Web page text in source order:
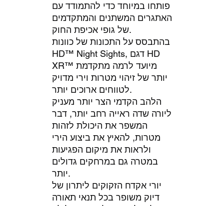
פותחו במיוחד כדי להתמודד עם
האתגרים המשתנים והמתקדמים
של גופי אכיפת החוק.
בהתבסס על התכונות של כוונות
HD™ Night Sights, דגם HD
XR™ מיועד לרמה מתקדמת
יותר של זיהוי מטרות וירי מדויק
לטווחים ארוכים יותר.
הלהב הקדמי הצר יותר מעניק
ליורה שדה ראייה רחב יותר, דבר
המשפר את היכולת לזהות
מטרות, להאיץ את ביצוע הירי
ולראות את מיקום הפגיעות
במטרה גם במרחקים גדולים
יותר.
יורי אקדח הזקוקים ליתרון של
דיוק משופר בכל תנאי תאורה